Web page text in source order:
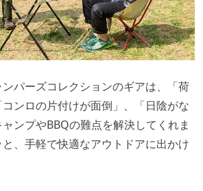
パーズコレクションのギアは、「荷
ンロの片付けが面倒」、「日陰がな
ンプやBBQの難点を解決してくれま
、手軽で快適なアウトドアに出かけ